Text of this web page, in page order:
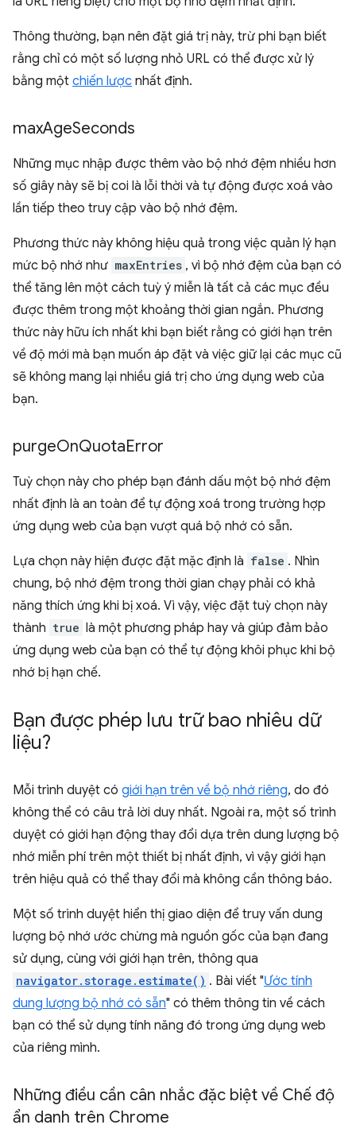
Thông thường, bạn nên đặt giá trị này, trừ phi bạn biết
rằng chỉ có một số lượng nhỏ URL có thể được xử lý
bằng một chiến lược nhất định.
maxAgeSeconds
Những mục nhập được thêm vào bộ nhớ đệm nhiều hơn
số giây này sẽ bị coi là lỗi thời và tự động được xoá vào
lần tiếp theo truy cập vào bộ nhớ đệm.
Phương thức này không hiệu quả trong việc quản lý hạn
mức bộ nhớ như maxEntries , vì bộ nhớ đệm của bạn có
thể tăng lên một cách tuỳ ý miễn là tất cả các mục đều
được thêm trong một khoảng thời gian ngắn. Phương
thức này hữu ích nhất khi bạn biết rằng có giới hạn trên
về độ mới mà bạn muốn áp đặt và việc giữ lại các mục cũ
sẽ không mang lại nhiều giá trị cho ứng dụng web của
bạn.
purgeOnQuotaError
Tuỳ chọn này cho phép bạn đánh dấu một bộ nhớ đệm
nhất định là an toàn để tự động xoá trong trường hợp
ứng dụng web của bạn vượt quá bộ nhớ có sẵn.
Lựa chọn này hiện được đặt mặc định là false . Nhìn
chung, bộ nhớ đệm trong thời gian chạy phải có khả
năng thích ứng khi bị xoá. Vì vậy, việc đặt tuỳ chọn này
thành true là một phương pháp hay và giúp đảm bảo
ứng dụng web của bạn có thể tự động khôi phục khi bộ
nhớ bị hạn chế.
Bạn được phép lưu trữ bao nhiêu dữ
liệu?
Mỗi trình duyệt có giới hạn trên về bộ nhớ riêng, do đó
không thể có câu trả lời duy nhất. Ngoài ra, một số trình
duyệt có giới hạn động thay đổi dựa trên dung lượng bộ
nhớ miễn phí trên một thiết bị nhất định, vì vậy giới hạn
trên hiệu quả có thể thay đổi mà không cần thông báo.
Một số trình duyệt hiển thị giao diện để truy vấn dung
lượng bộ nhớ ước chừng mà nguồn gốc của bạn đang
sử dụng, cùng với giới hạn trên, thông qua
navigator.storage.estimate() . Bài viết "Ước tính
dung lượng bộ nhớ có sẵn" có thêm thông tin về cách
bạn có thể sử dụng tính năng đó trong ứng dụng web
của riêng mình.
Những điều cần cân nhắc đặc biệt về Chế độ
ẩn danh trên Chrome